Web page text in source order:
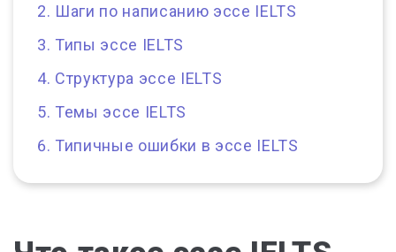
Шаги по написанию эссе IELTS
Типы эссе IELTS
Структура эссе IELTS
Темы эссе IELTS
Типичные ошибки в эссе IELTS